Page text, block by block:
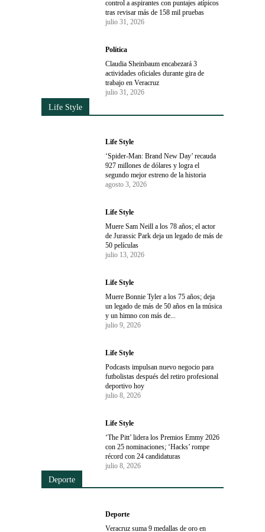
control a aspirantes con puntajes atípicos
tras revisar más de 158 mil pruebas
julio 31, 2026
Política
Claudia Sheinbaum encabezará 3
actividades oficiales durante gira de
trabajo en Veracruz
julio 31, 2026
Life Style
Life Style
‘Spider-Man: Brand New Day’ recauda
927 millones de dólares y logra el
segundo mejor estreno de la historia
agosto 3, 2026
Life Style
Muere Sam Neill a los 78 años; el actor
de Jurassic Park deja un legado de más de
50 películas
julio 13, 2026
Life Style
Muere Bonnie Tyler a los 75 años; deja
un legado de más de 50 años en la música
y un himno con más de...
julio 9, 2026
Life Style
Podcasts impulsan nuevo negocio para
futbolistas después del retiro profesional
deportivo hoy
julio 8, 2026
Life Style
‘The Pitt’ lidera los Premios Emmy 2026
con 25 nominaciones; ‘Hacks’ rompe
récord con 24 candidaturas
julio 8, 2026
Deporte
Deporte
Veracruz suma 9 medallas de oro en